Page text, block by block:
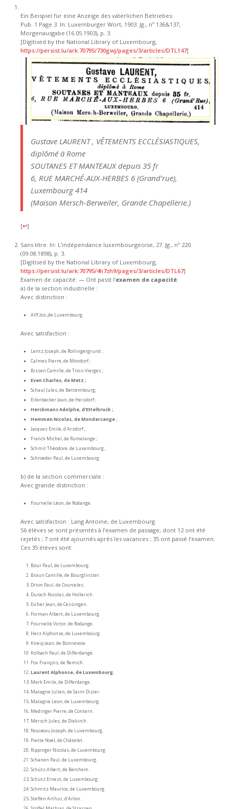
Ein Beispiel für eine Anzeige des väterlichen Betriebes:
Pub. 1 Page 3. In: Luxemburger Wort, 1903. Jg., nº 136&137,
Morgenausgabe (16.05.1903), p. 3.
[Digitised by the National Library of Luxembourg,
https://persist.lu/ark:70795/730gwj/pages/3/articles/DTL147]
Gustave LAURENT , VÊTEMENTS ECCLÉSIASTIQUES,
diplômé à Rome
SOUTANES ET MANTEAUX depuis 35 fr
6, RUE MARCHÉ-AUX-HERBES 6 (Grand’rue),
Luxembourg 414
(Maison Mersch-Berweiler, Grande Chapellerie.)
[↩]
Sans titre. In: L’indépendance luxembourgeoise, 27. Jg., nº 220
(09.08.1898), p. 3.
[Digitised by the National Library of Luxembourg,
https://persist.lu/ark:70795/4h7zh9/pages/3/articles/DTL67]
Examen de capacité. — Ont passt l’examen de capacité:
a) de la section industrielle :
Avec distinction :
Alff Jos.,de Luxembourg.
Avec satisfaction :
Lentz Joseph, de Rollingergrund ;
Calmes Pierre, de Mondorf ;
Bissen Camille, de Trois-Vierges ;
Even Charles, de Metz ;
Schaul Jules, de Bettembourg;
Eilenbecker Jean, de Heisdorf ;
Herckmans Adolphe, d’Ettelbruck ;
Hemmen Nicolas, de Mondercange;
Jacques Emile, d’Arsdorf ;
Franck Michel, de Rumelange ;
Schmit Théodore, de Luxembourg ;
Schroeder Paul, de Luxembourg.
b) de la section commerciale :
Avec grande distinction :
Fournelle Léon, de Rodange.
Avec satisfaction : Lang Antoine, de Luxembourg.
56 élèves se sont présentés à l’examen de passage, dont 12 ont été
rejetés ; 7 ont été ajournés après les vacances ; 35 ont passé l’examen.
Ces 35 élèves sont:
Bour Paul, de Luxembourg.
Braun Camille, de Bourglinster.
Drion Paul, de Courceles.
Durach Nicolas, de Hollerich.
Eicher Jean, de Cessingen.
Forman Albert, de Luxembourg.
Fournelle Victor, de Rodange.
Herz Alphonse, de Luxembourg.
Kneip Jean, de Bonnevoie.
Kolbach Paul, de Differdange.
Fox François, de Remich.
Laurent Alphonse, de Luxembourg.
Mark Emile, de Differdange.
Matagne Julien, de Saint-Dizier.
Matagne Leon, de Luxembourg.
Medinger Pierre, de Contern.
Mersch Jules, de Diekirch.
Nouveau Joseph, de Luxembourg.
Piette Noël, de Châtelet.
Rippinger Nicolas, de Luxembourg.
Schanen Paul, de Luxembourg.
Schütz Albert, de Berchem.
Schütz Ernest, de Luxembourg.
Schmitz Maurice, de Luxembourg.
Steffen Arthur, d’Arlon.